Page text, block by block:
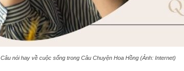
Câu nói hay về cuộc sống trong Câu Chuyện Hoa Hồng (Ảnh: Internet)